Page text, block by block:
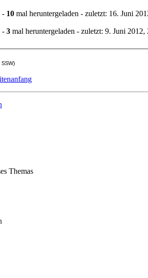
- 10 mal heruntergeladen - zuletzt: 16. Juni
- 3 mal heruntergeladen - zuletzt: 9. Juni 2012,
SSW)